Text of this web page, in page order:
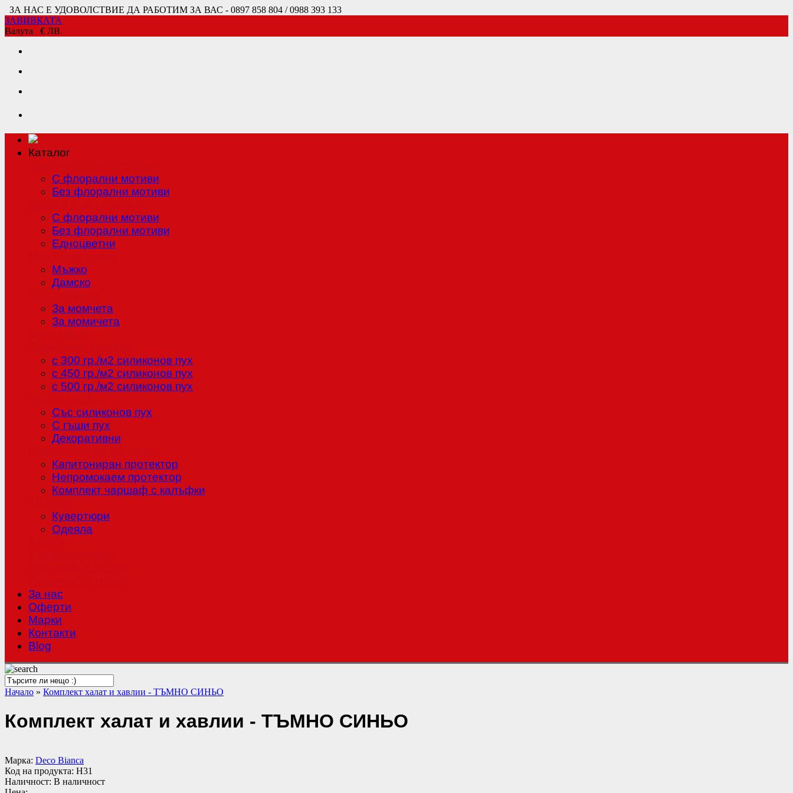
ЗА НАС Е УДОВОЛСТВИЕ ДА РАБОТИМ ЗА ВАС - 0897 858 804 / 0988 393 133
ЗАВИВКАТА
Валута € ЛВ.
Каталог
С флорални мотиви
Без флорални мотиви
С флорални мотиви
Без флорални мотиви
Едноцветни
Мъжко
Дамско
За момчета
За момичета
с 300 гр./м2 силиконов пух
с 450 гр./м2 силиконов пух
с 500 гр./м2 силиконов пух
Със силиконов пух
С гъши пух
Декоративни
Капитониран протектор
Непромокаем протектор
Комплект чаршаф с калъфки
Кувертюри
Одеяла
За нас
Оферти
Mарки
Контакти
Blog
Начало » Комплект халат и хавлии - ТЪМНО СИНЬО
Комплект халат и хавлии - ТЪМНО СИНЬО
Марка: Deco Bianca
Код на продукта: H31
Наличност: В наличност